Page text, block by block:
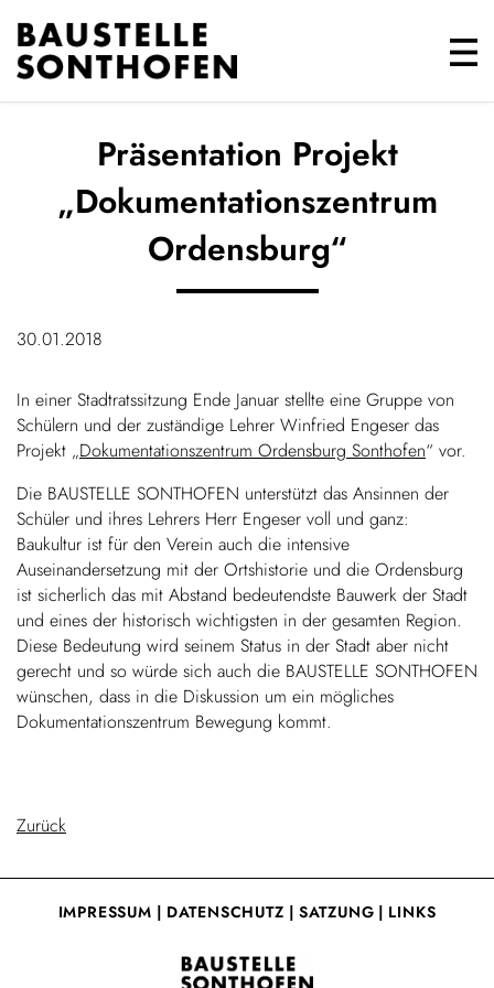
Präsentation Projekt
„Dokumentationszentrum
Ordensburg“
30.01.2018
In einer Stadtratssitzung Ende Januar stellte eine Gruppe von
Schülern und der zuständige Lehrer Winfried Engeser das
Projekt „Dokumentationszentrum Ordensburg Sonthofen“ vor.
Die BAUSTELLE SONTHOFEN unterstützt das Ansinnen der
Schüler und ihres Lehrers Herr Engeser voll und ganz:
Baukultur ist für den Verein auch die intensive
Auseinandersetzung mit der Ortshistorie und die Ordensburg
ist sicherlich das mit Abstand bedeutendste Bauwerk der Stadt
und eines der historisch wichtigsten in der gesamten Region.
Diese Bedeutung wird seinem Status in der Stadt aber nicht
gerecht und so würde sich auch die BAUSTELLE SONTHOFEN
wünschen, dass in die Diskussion um ein mögliches
Dokumentationszentrum Bewegung kommt.
Zurück
IMPRESSUM | DATENSCHUTZ | SATZUNG | LINKS